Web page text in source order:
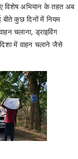
विशेष अभियान के तहत अब
कुछ दिनों में नियम
चलाना, ड्राइविंग
में वाहन चलाने जैसे